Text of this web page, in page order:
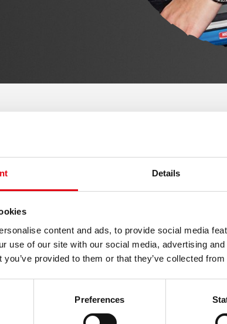
Details
content and ads, to provide social media
use of our site with our social media, advertising
you’ve provided to them or that they’ve collected
Preferences
beindítja a fantáziát!